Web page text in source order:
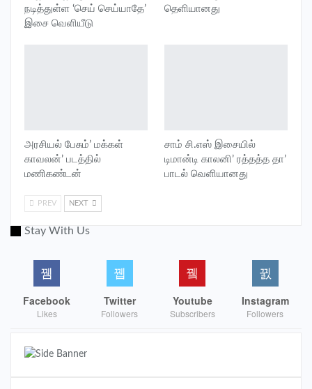
நடித்துள்ள ‘செய் செய்யாதே’
இசை வெளியீடு
தெளியானது
அரசியல் பேசும்’ மக்கள்
காவலன்’ படத்தில்
மணிகண்டன்
சாம் சி.எஸ் இசையில்
டிமான்டி காலனி’ ரத்தத்த தா’
பாடல் வெளியானது
PREV NEXT
Stay With Us
Facebook
Likes
Twitter
Followers
Youtube
Subscribers
Instagram
Followers